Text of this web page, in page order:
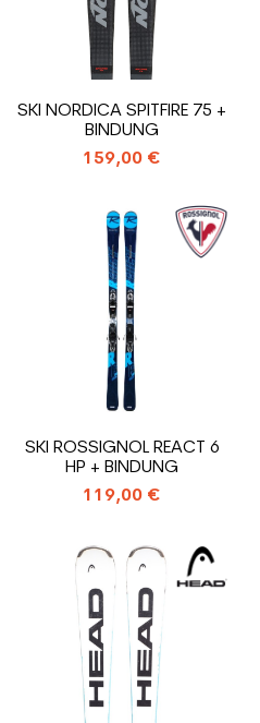
SKI NORDICA SPITFIRE 75 +
BINDUNG
159,00 €
SKI ROSSIGNOL REACT 6
HP + BINDUNG
119,00 €